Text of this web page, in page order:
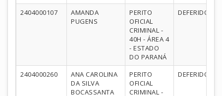
2404000107
AMANDA
PUGENS
PERITO
OFICIAL
CRIMINAL -
40H - ÁREA 4
- ESTADO
DO PARANÁ
DEFERIDO
2404000260
ANA CAROLINA
DA SILVA
BOCASSANTA
PERITO
OFICIAL
CRIMINAL -
DEFERIDO